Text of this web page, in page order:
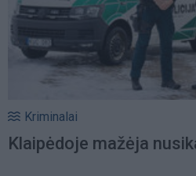
Kriminalai
Klaipėdoje mažėja